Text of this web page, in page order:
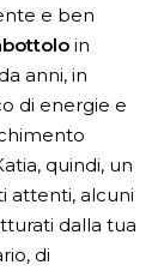
e ben
in
anni, in
di energie e
quindi, un
attenti, alcuni
dalla tua
di